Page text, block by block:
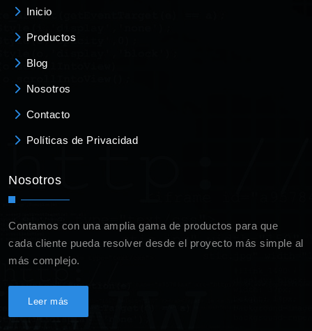
Inicio
Productos
Blog
Nosotros
Contacto
Políticas de Privacidad
Nosotros
Contamos con una amplia gama de productos para que
cada cliente pueda resolver desde el proyecto más simple al
más complejo.
Leer más